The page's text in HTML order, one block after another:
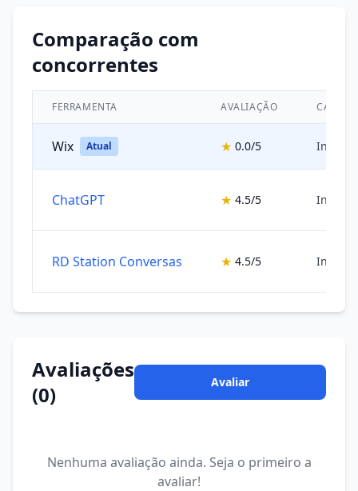
Comparação com
concorrentes
FERRAMENTA AVALIAÇÃO
Wix Atual ★ 0.0/5
ChatGPT ★ 4.5/5
RD Station Conversas ★ 4.5/5
Avaliações
(0)
Avaliar
Nenhuma avaliação ainda. Seja o primeiro a
avaliar!